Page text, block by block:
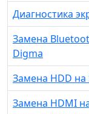
Диагностика
Замена
Digma
Замена HDD на
Замена HDMI